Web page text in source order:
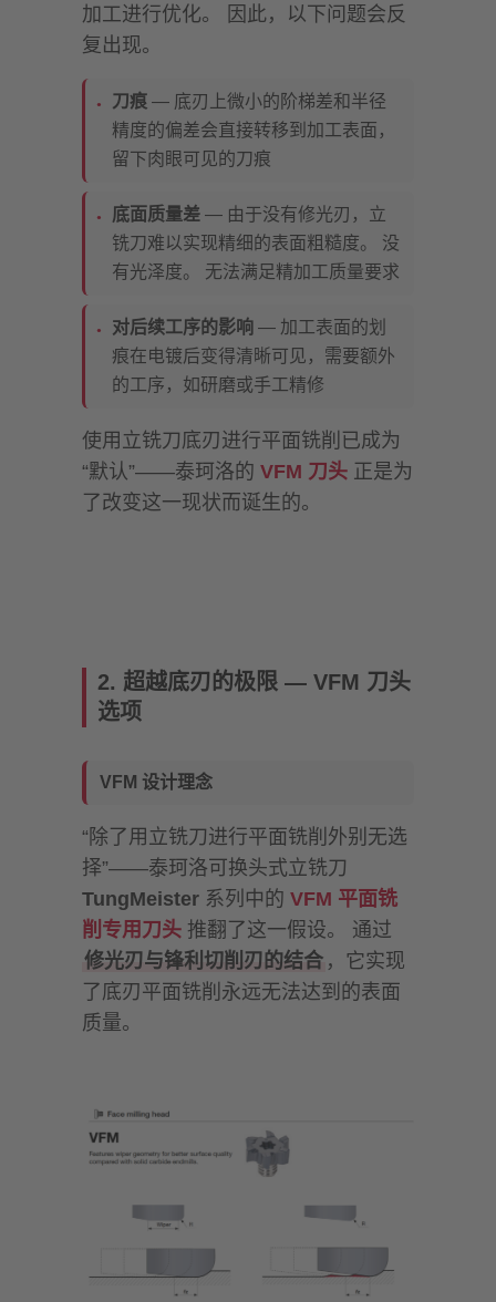
加工进行优化。 因此，以下问题会反
复出现。
刀痕 — 底刃上微小的阶梯差和半径
精度的偏差会直接转移到加工表面，
留下肉眼可见的刀痕
底面质量差 — 由于没有修光刃，立
铣刀难以实现精细的表面粗糙度。 没
有光泽度。 无法满足精加工质量要求
对后续工序的影响 — 加工表面的划
痕在电镀后变得清晰可见，需要额外
的工序，如研磨或手工精修
使用立铣刀底刃进行平面铣削已成为
“默认”——泰珂洛的 VFM 刀头 正是为
了改变这一现状而诞生的。
2. 超越底刃的极限 — VFM 刀头
选项
VFM 设计理念
“除了用立铣刀进行平面铣削外别无选
择”——泰珂洛可换头式立铣刀
TungMeister 系列中的 VFM 平面铣
削专用刀头 推翻了这一假设。 通过
修光刃与锋利切削刃的结合 ，它实现
了底刃平面铣削永远无法达到的表面
质量。